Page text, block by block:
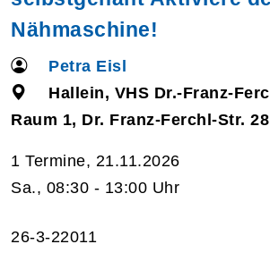
Nähmaschine!
Petra Eisl
Hallein, VHS Dr.-Franz-
Raum 1, Dr. Franz-Ferchl-Str. 28
1 Termine, 21.11.2026
Sa., 08:30 - 13:00 Uhr
26-3-22011